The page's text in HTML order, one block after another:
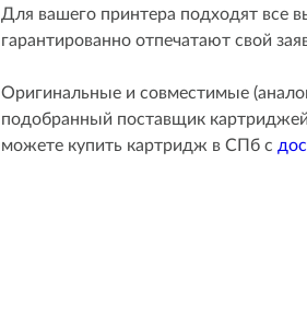
Для вашего принтера подходят все
гарантированно отпечатают свой
Оригинальные и совместимые
подобранный поставщик
можете купить картридж в СПб с